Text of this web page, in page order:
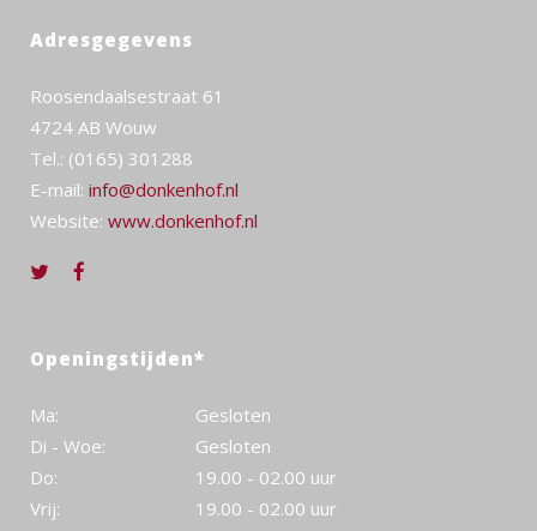
Adresgegevens
Roosendaalsestraat 61
4724 AB Wouw
Tel.: (0165) 301288
E-mail: info@donkenhof.nl
Website: www.donkenhof.nl
Openingstijden*
Ma:
Gesloten
Di - Woe:
Gesloten
Do:
19.00 - 02.00 uur
Vrij:
19.00 - 02.00 uur